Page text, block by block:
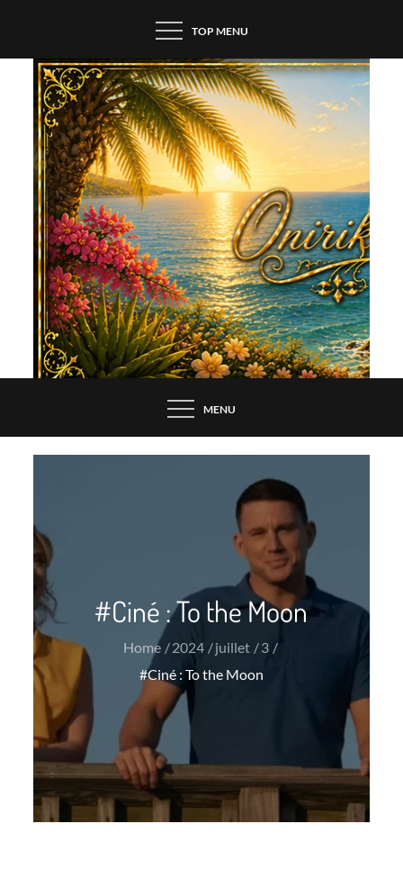
content
TOP MENU
MENU
#Ciné : To the Moon
Home 2024 juillet
3
#Ciné : To the Moon